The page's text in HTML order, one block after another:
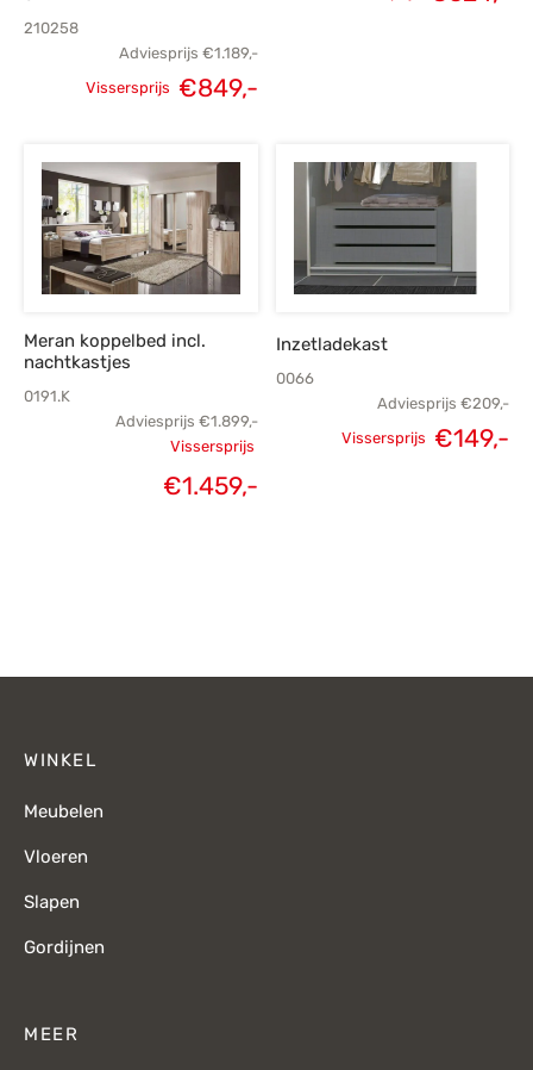
210258
Adviesprijs €1.189,-
€1.189,-.
Vissersprijs €849,-
€849,-.
Meran koppelbed incl.
nachtkastjes
0191.K
Adviesprijs €1.899,-
Oorspronkelijke
Vissersprijs
€1.459,-
Inzetladekast
0066
Adviesprijs €209,-
Vissersprijs €149,-
WINKEL
Meubelen
Vloeren
Slapen
Gordijnen
MEER